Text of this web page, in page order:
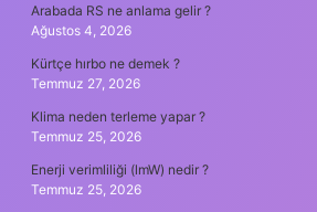
Arabada RS ne anlama gelir ?
Ağustos 4, 2026
Kürtçe hırbo ne demek ?
Temmuz 27, 2026
Klima neden terleme yapar ?
Temmuz 25, 2026
Enerji verimliliği (lmW) nedir ?
Temmuz 25, 2026